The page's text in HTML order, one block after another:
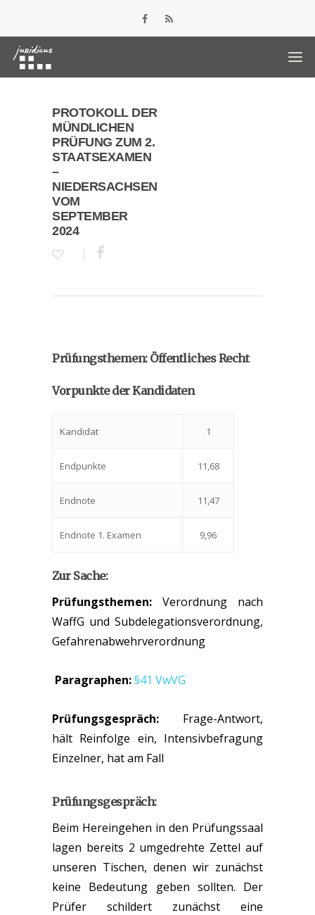
PROTOKOLL DER
MÜNDLICHEN
PRÜFUNG ZUM 2.
STAATSEXAMEN
–
NIEDERSACHSEN
VOM
SEPTEMBER
2024
Prüfungsthemen: Öffentliches Recht
Vorpunkte der Kandidaten
Kandidat 1
Endpunkte 11,68
Endnote 11,47
Endnote 1. Examen 9,96
Zur Sache:
Prüfungsthemen: Verordnung nach
WaffG und Subdelegationsverordnung,
Gefahrenabwehrverordnung
Paragraphen:§41 VwVG
Prüfungsgespräch: Frage-Antwort,
hält Reinfolge ein, Intensivbefragung
Einzelner, hat am Fall
Prüfungsgespräch:
Beim Hereingehen in den Prüfungssaal
lagen bereits 2 umgedrehte Zettel auf
unseren Tischen, denen wir zunächst
keine Bedeutung geben sollten. Der
Prüfer schildert zunächst eine